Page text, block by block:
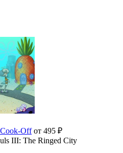
Offот 495 ₽
III: The Ringed City